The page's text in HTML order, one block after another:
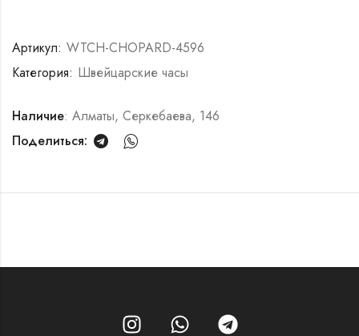
Артикул: WTCH-CHOPARD-4596
Категория: Швейцарские часы
Наличие: Алматы, Серкебаева, 146
Поделиться: